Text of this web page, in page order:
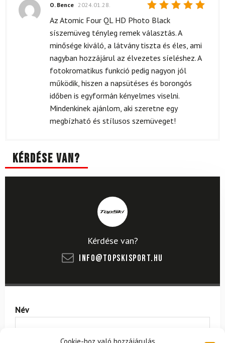
Értékelés:
O. Bence 2024.01.28.
Az Atomic Four QL HD Photo Black
síszemüveg tényleg remek választás. A
minősége kiváló, a látvány tiszta és éles, ami
nagyban hozzájárul az élvezetes síeléshez. A
fotokromatikus funkció pedig nagyon jól
működik, hiszen a napsütéses és borongós
időben is egyformán kényelmes viselni.
Mindenkinek ajánlom, aki szeretne egy
megbízható és stílusos szemüveget!
Kérdése van?
Kérdése van?
info@topskisport.hu
Név